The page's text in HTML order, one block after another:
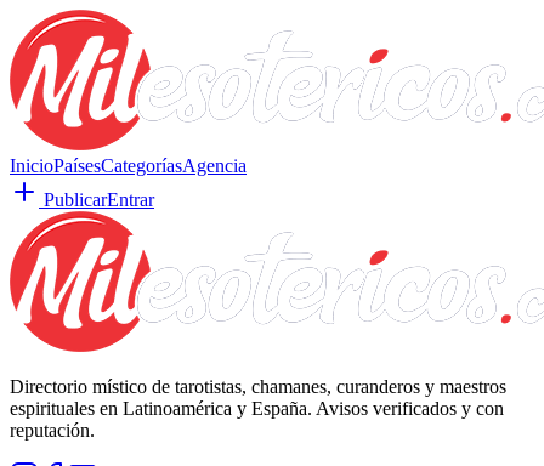
InicioPaísesCategoríasAgencia
PublicarEntrar
Directorio místico de tarotistas, chamanes, curanderos y maestros
espirituales en Latinoamérica y España. Avisos verificados y con
reputación.